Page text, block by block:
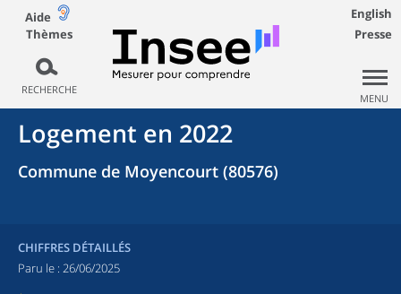
Aide
Thèmes
RECHERCHE
English
Presse
MENU
Logement en 2022
Commune de Moyencourt (80576)
CHIFFRES DÉTAILLÉS
Paru le : 26/06/2025